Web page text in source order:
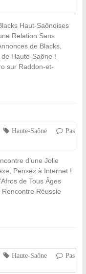
Haut-Saônoises
Relation Sans
de Blacks,
Haute-Saône !
sur Raddon-et-
Haute-Saône
Pas
d’une Jolie
Pensez à Internet !
de Tous Âges
Réussie
Haute-Saône
Pas